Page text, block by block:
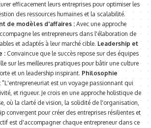
efficacement leurs entreprises pour optimiser les
des ressources humaines et la scalabilité.
de modèles d'affaires :Avec une approche
les entrepreneurs dans l'élaboration de
et adaptés à leur marché cible.Leadership et
: Convaincue que le succès repose sur des équipes
sur les meilleures pratiques pour bâtir une culture
et un leadership inspirant.Philosophie
"L'entrepreneuriat est un voyage passionnant qui
et rigueur. Je crois en une approche holistique de
où la clarté de vision, la solidité de l'organisation,
convergent pour créer des entreprises résilientes et
est d'accompagner chaque entrepreneur dans ce